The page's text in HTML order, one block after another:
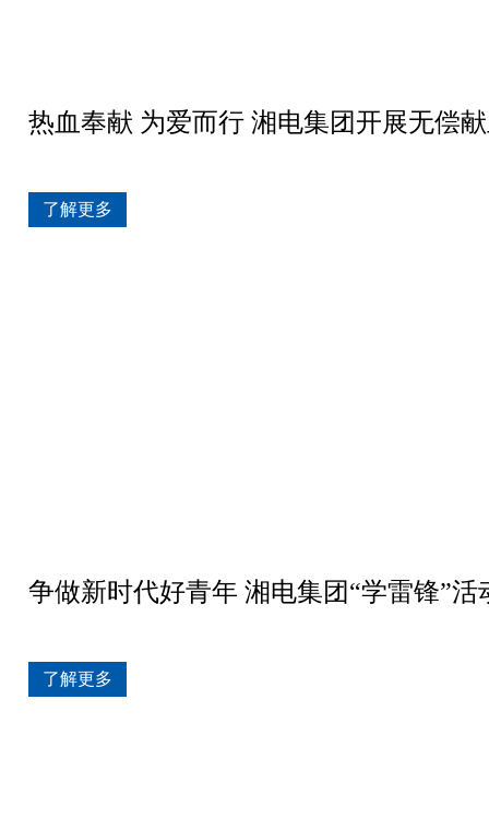
热血奉献 为爱而行 湘电集团开展无偿
了解更多
争做新时代好青年 湘电集团“学雷锋”活
了解更多